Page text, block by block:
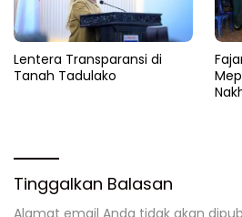
Lentera Transparansi di
Tanah Tadulako
Tinggalkan Balasan
Alamat email Anda tidak akan